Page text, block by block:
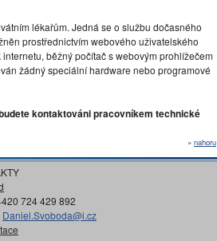
lékařům. Jedná se o službu dočasného
prostřednictvím webového uživatelského
běžný počítač s webovým prohlížečem
žádný speciální hardware nebo programové
kontaktováni pracovníkem technické
» nahoru
724 429 892
Daniel.Svoboda@i.cz